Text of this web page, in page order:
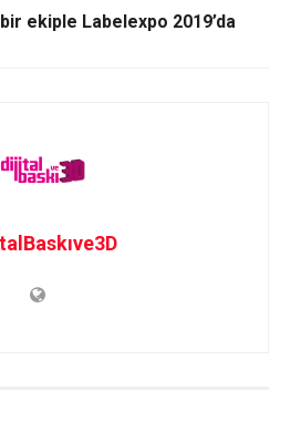
ekiple Labelexpo 2019’da